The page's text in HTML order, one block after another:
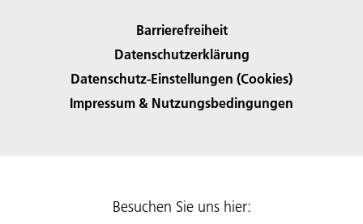
Barrierefreiheit
Datenschutzerklärung
Datenschutz-Einstellungen (Cookies)
Impressum & Nutzungsbedingungen
Besuchen Sie uns hier: